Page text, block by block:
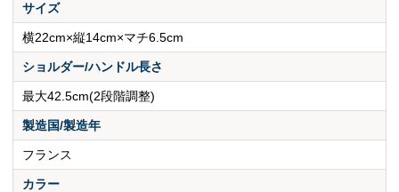
サイズ
横22cm×縦14cm×マチ6.5cm
ショルダー/ハンドル長さ
最大42.5cm(2段階調整)
製造国/製造年
フランス
カラー